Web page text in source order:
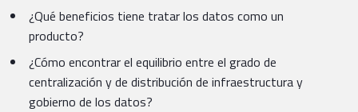
¿Qué beneficios tiene tratar los datos como un
producto?
¿Cómo encontrar el equilibrio entre el grado de
centralización y de distribución de infraestructura y
gobierno de los datos?